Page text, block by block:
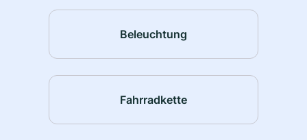
Beleuchtung
Fahrradkette